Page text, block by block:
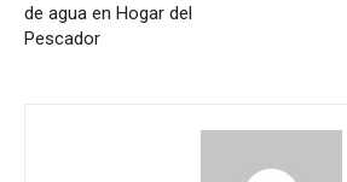
de agua en Hogar del
Pescador